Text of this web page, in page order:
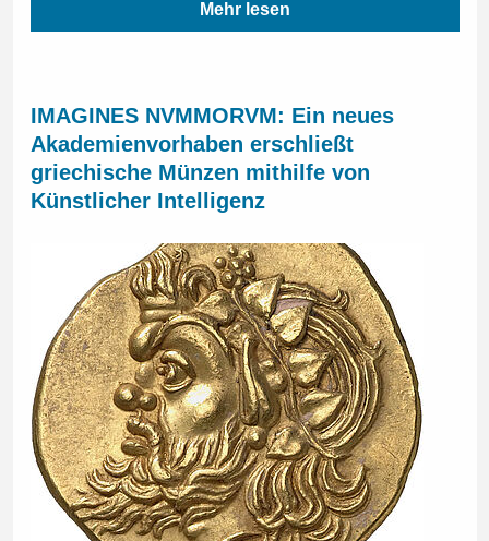
Mehr lesen
IMAGINES NVMMORVM: Ein neues
Akademienvorhaben erschließt
griechische Münzen mithilfe von
Künstlicher Intelligenz